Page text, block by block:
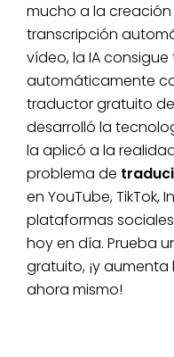
mucho a la creación
transcripción
vídeo, la IA
automáticamente
traductor gratuito
desarrolló la
la aplicó a la
problema de
en YouTube, TikTok,
plataformas
hoy en día. Prueba
gratuito, ¡y
ahora mismo!